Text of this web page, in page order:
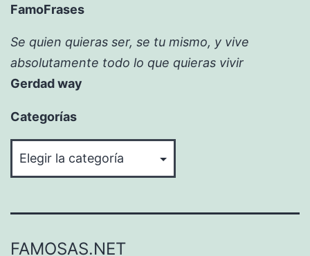
FamoFrases
Se quien quieras ser, se tu mismo, y vive
absolutamente todo lo que quieras vivir
Gerdad way
Categorías
FAMOSAS.NET